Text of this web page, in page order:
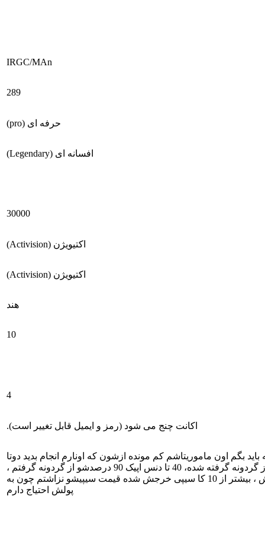
IRGC/MAn
289
حرفه ای (pro)
افسانه ای (Legendary)
30000
اکتیویژن (Activision)
اکتیویژن (Activision)
هند
10
4
اکانت چنج می شود (رمز و ایمیل قابل تغییر است).
دو بار رنک بتل لجند شده ، تک سیو ، ریجن هند ، هولو هوش 185 تا گان اپیک ، 4 تا گان لجند که باید بگم اون ماموریتاشم کم مونده ازشون که اونارم انجام بدید دوتا
گان لجندم از اونجا میاد، هولو هوش 82 تا اسکین اپیک داره حالا اون یکیارو اصلا نمیگم ، 10 15 تا جت پک داره اونم اپیک همشون از گردونه گرفته شده، 40 تا دنس اپیک 90 درصدشو از گردونه گرفتم ،
اواتار اپیک و لجند تا دلت بخواد داره بیو لجند تا دلت بخواد داره ، 10 12 تا بتل پس خورده بهش ، بیشتر از 20 تا گردونه زدم واسش ، بیشتر از 10 کا سیپی خرجش شده قیمت سیپیشو نزاشتم چون به
پولش احتیاج دارم